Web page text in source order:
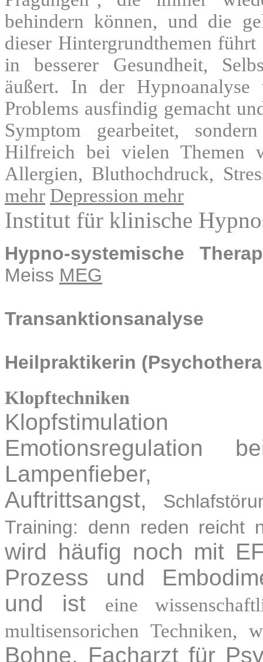
behindern können, und die
dieser Hintergrundthemen
in besserer Gesundheit,
äußert. In der
Problems ausfindig gemacht
Symptom gearbeitet,
Hilfreich bei vielen Themen
Allergien, Bluthochdruck,
mehr Depression mehr
Institut für klinische
Hypno-systemische
Meiss MEG
Transanktionsanalyse
Heilpraktikerin
Klopftechniken
Klopfstimulation
Emotionsregulation
Auftrittsangst,
Training: denn reden
wird häufig noch mit
Prozess und
und ist
eine
multisensorichen
Bohne, Facharzt für